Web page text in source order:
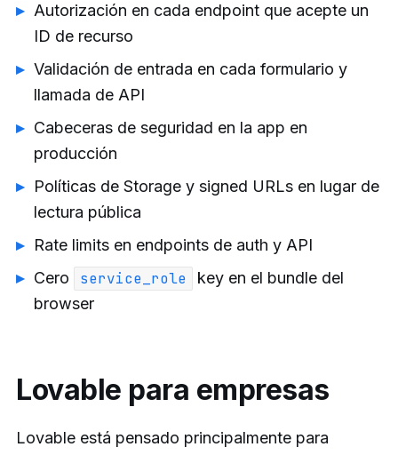
Autorización en cada endpoint que acepte un
ID de recurso
Validación de entrada en cada formulario y
llamada de API
Cabeceras de seguridad en la app en
producción
Políticas de Storage y signed URLs en lugar de
lectura pública
Rate limits en endpoints de auth y API
Cero
service_role
key en el bundle del
browser
Lovable para empresas
Lovable está pensado principalmente para